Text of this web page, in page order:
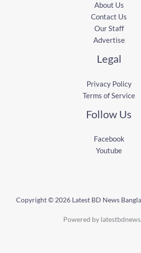
About Us
Contact Us
Our Staff
Advertise
Legal
Privacy Policy
Terms of Service
Follow Us
Facebook
Youtube
Copyright © 2026 Latest BD News
Powered by